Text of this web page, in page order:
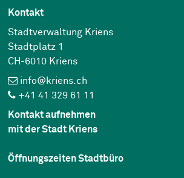
Kontakt
Stadtverwaltung Kriens
Stadtplatz 1
CH-6010 Kriens
info@kriens.ch
+41 41 329 61 11
Kontakt aufnehmen
mit der Stadt Kriens
Öffnungszeiten Stadtbüro